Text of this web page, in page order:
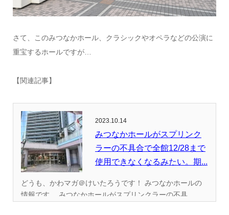
さて、このみつなかホール、クラシックやオペラなどの公演に
重宝するホールですが…
【関連記事】
2023.10.14
みつなかホールがスプリンク
ラーの不具合で全館12/28まで
使用できなくなるみたい。期...
どうも、かわマガ＠けいたろうです！ みつなかホールの
情報です。 みつなかホールがスプリンクラーの不具...